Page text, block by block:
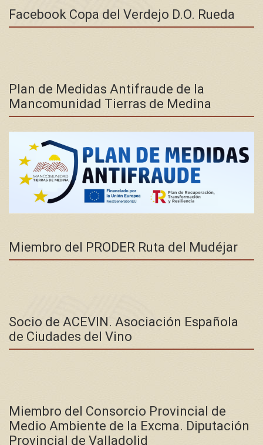
Facebook Copa del Verdejo D.O. Rueda
Plan de Medidas Antifraude de la
Mancomunidad Tierras de Medina
Miembro del PRODER Ruta del Mudéjar
Socio de ACEVIN. Asociación Española
de Ciudades del Vino
Miembro del Consorcio Provincial de
Medio Ambiente de la Excma. Diputación
Provincial de Valladolid